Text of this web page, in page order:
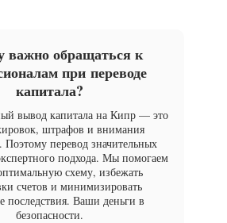
вывод капитала на Кипр — это
штрафов и внимания
Поэтому перевод значительных
подхода. Мы помогаем
схему, избежать
счетов и минимизировать
последствия. Ваши деньги в
безопасности.
важно обращаться к
при переводе
капитала?